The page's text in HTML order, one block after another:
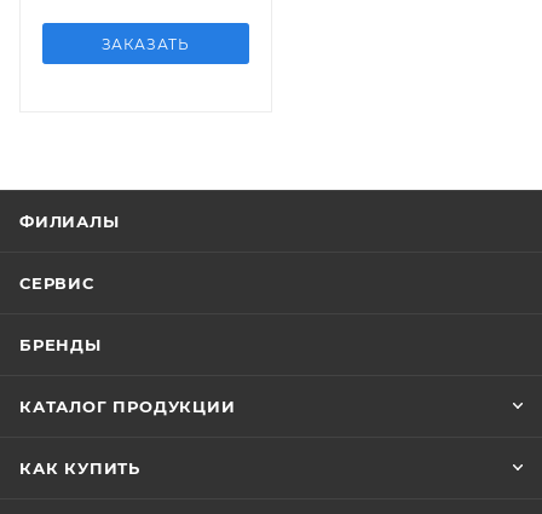
ЗАКАЗАТЬ
ФИЛИАЛЫ
СЕРВИС
БРЕНДЫ
КАТАЛОГ ПРОДУКЦИИ
КАК КУПИТЬ